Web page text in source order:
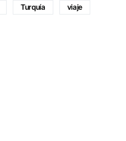
Turquía viaje